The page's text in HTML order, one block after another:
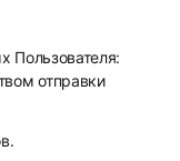
Пользователя:
отправки